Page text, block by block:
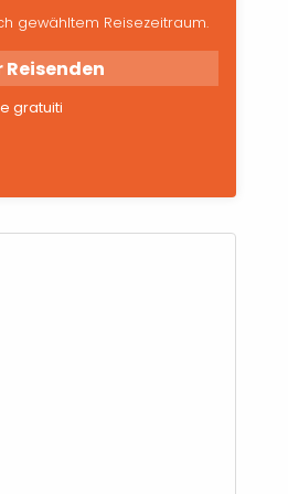
gewähltem Reisezeitraum.
gratuiti